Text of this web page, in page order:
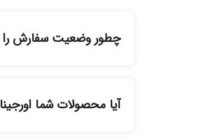
چطور وضعیت سفارش را
آیا محصولات شما